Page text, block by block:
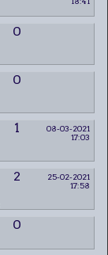
0
0
1
08-03-2021
17:03
2
25-02-2021
17:58
0